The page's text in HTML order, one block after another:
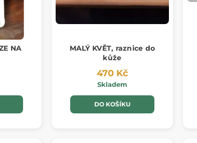
NA
MALÝ KVĚT, raznice do
kůže
470 Kč
Skladem
DO KOŠÍKU